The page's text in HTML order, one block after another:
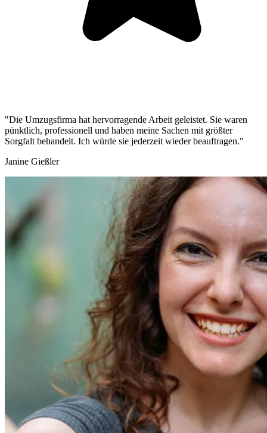
"Die Umzugsfirma hat hervorragende Arbeit geleistet. Sie waren
pünktlich, professionell und haben meine Sachen mit größter
Sorgfalt behandelt. Ich würde sie jederzeit wieder beauftragen."
Janine Gießler